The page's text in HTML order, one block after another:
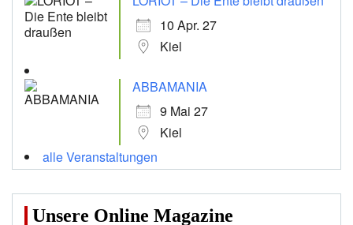
10 Apr. 27
Kiel
ABBAMANIA
9 Mai 27
Kiel
alle Veranstaltungen
Unsere Online Magazine